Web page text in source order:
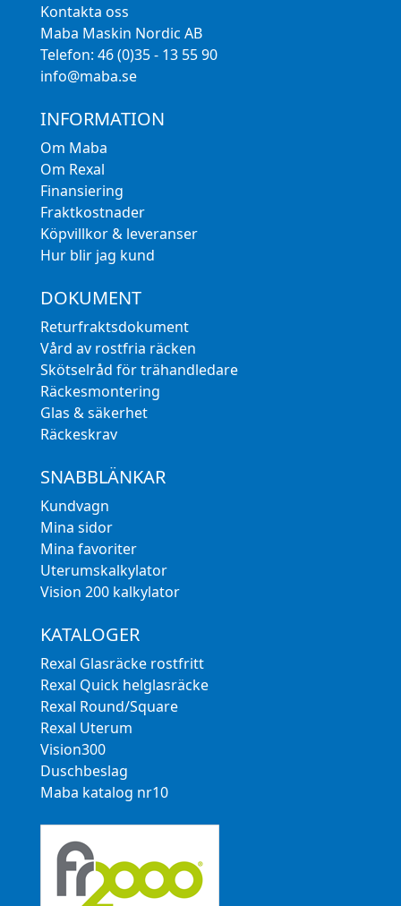
Kontakta oss
Maba Maskin Nordic AB
Telefon: 46 (0)35 - 13 55 90
info@maba.se
INFORMATION
Om Maba
Om Rexal
Finansiering
Fraktkostnader
Köpvillkor & leveranser
Hur blir jag kund
DOKUMENT
Returfraktsdokument
Vård av rostfria räcken
Skötselråd för trähandledare
Räckesmontering
Glas & säkerhet
Räckeskrav
SNABBLÄNKAR
Kundvagn
Mina sidor
Mina favoriter
Uterumskalkylator
Vision 200 kalkylator
KATALOGER
Rexal Glasräcke rostfritt
Rexal Quick helglasräcke
Rexal Round/Square
Rexal Uterum
Vision300
Duschbeslag
Maba katalog nr10